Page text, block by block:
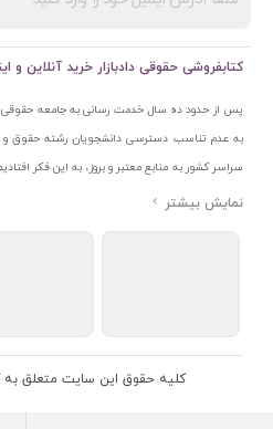
کتابفروشی حقوقی دادبازار خرید آنلاین و
پس از حدود ده سال خدمت رسانی به جامعه حقوقی
به عدم تناسب دسترسی دانشجویان رشته حقوق و
سراسر کشور به منابع معتبر و بروز، به این فکر
ای اختبار خدمتی جدید به جامعه حقوقی ایران ارائه
اتحادیه ناشران و کتابفروشان تهران به منظور
معتبری از کتاب های حقوقی را به علاقمندان عرضه
کلیه حقوق این سایت متعلق به